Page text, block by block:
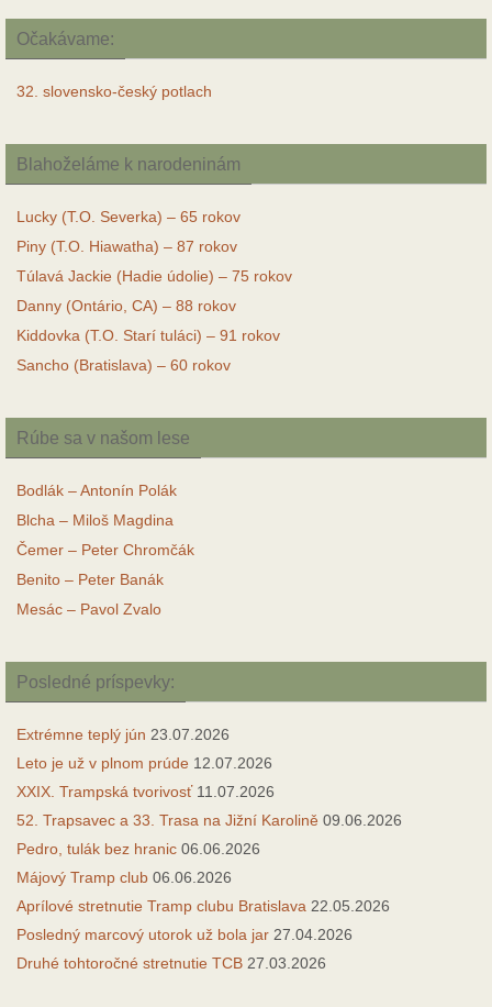
Očakávame:
32. slovensko-český potlach
Blahoželáme k narodeninám
Lucky (T.O. Severka) – 65 rokov
Piny (T.O. Hiawatha) – 87 rokov
Túlavá Jackie (Hadie údolie) – 75 rokov
Danny (Ontário, CA) – 88 rokov
Kiddovka (T.O. Starí tuláci) – 91 rokov
Sancho (Bratislava) – 60 rokov
Rúbe sa v našom lese
Bodlák – Antonín Polák
Blcha – Miloš Magdina
Čemer – Peter Chromčák
Benito – Peter Banák
Mesác – Pavol Zvalo
Posledné príspevky:
Extrémne teplý jún 23.07.2026
Leto je už v plnom prúde 12.07.2026
XXIX. Trampská tvorivosť 11.07.2026
52. Trapsavec a 33. Trasa na Jižní Karolině 09.06.2026
Pedro, tulák bez hranic 06.06.2026
Májový Tramp club 06.06.2026
Aprílové stretnutie Tramp clubu Bratislava 22.05.2026
Posledný marcový utorok už bola jar 27.04.2026
Druhé tohtoročné stretnutie TCB 27.03.2026